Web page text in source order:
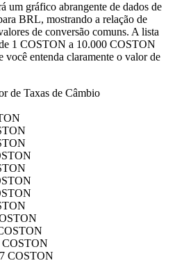
um gráfico abrangente de dados de
BRL, mostrando a relação de
de conversão comuns. A lista
1 COSTON a 10.000 COSTON
entenda claramente o valor de
de Taxas de Câmbio
COSTON
COSTON